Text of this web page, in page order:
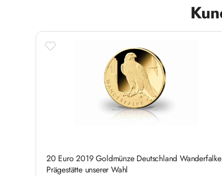
20 Euro 2019 Goldmünze Deutschland Wanderfalke
Prägestätte unserer Wahl